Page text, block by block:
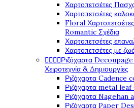
Χαρτοπετσέτες
Χαρτοπετσέτες
Floral
Romantic Σχέδια
Χαρτοπετσέτες
Χαρτοπετσέτες με
Ριζόχαρτα
Χειροτεχνία & Δημιουργίες
Ριζόχαρτα Cadence
Ριζόχαρτα metal leaf
Ριζόχαρτα Nagehan
Ριζόχαρτα Paper